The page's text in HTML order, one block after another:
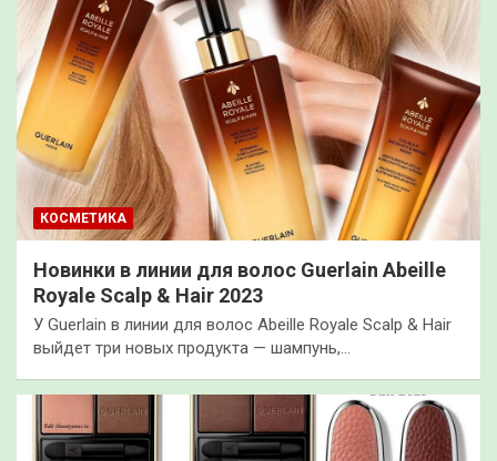
КОСМЕТИКА
Новинки в линии для волос Guerlain Abeille
Royale Scalp & Hair 2023
У Guerlain в линии для волос Abeille Royale Scalp & Hair
выйдет три новых продукта — шампунь,…